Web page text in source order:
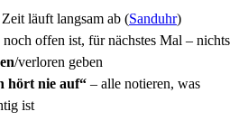
läuft langsam ab (Sanduhr)
offen ist, für nächstes Mal – nichts
/verloren geben
hört nie auf“ – alle notieren, was
ist